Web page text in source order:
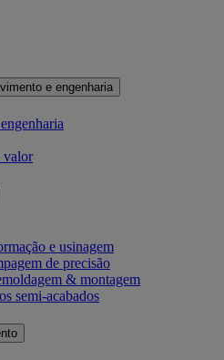
e engenharia
valor
e usinagem
de precisão
& montagem
semi-acabados